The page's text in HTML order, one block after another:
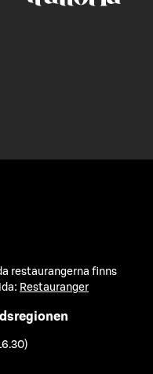
restaurangerna finns
Restauranger